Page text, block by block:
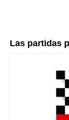
Las partidas